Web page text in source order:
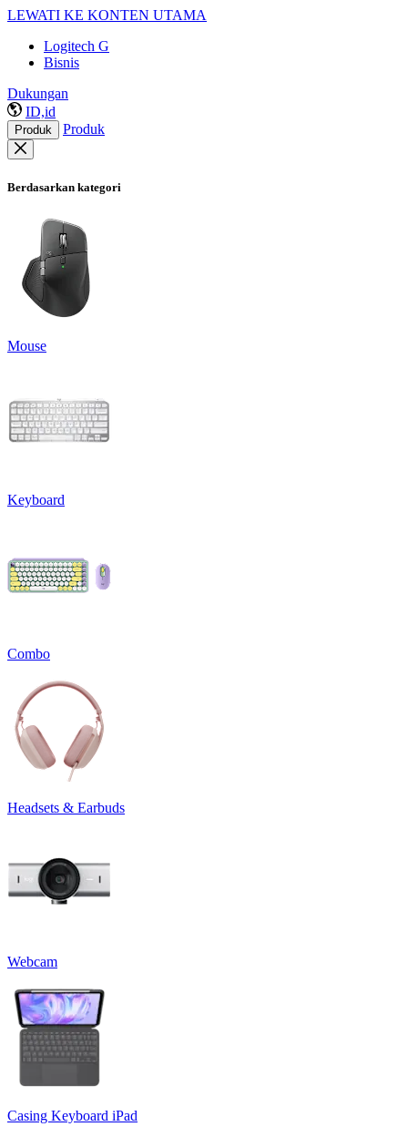
LEWATI KE KONTEN UTAMA
Logitech G
Bisnis
Dukungan
ID,id
Produk Produk
Berdasarkan kategori
Mouse
Keyboard
Combo
Headsets & Earbuds
Webcam
Casing Keyboard iPad